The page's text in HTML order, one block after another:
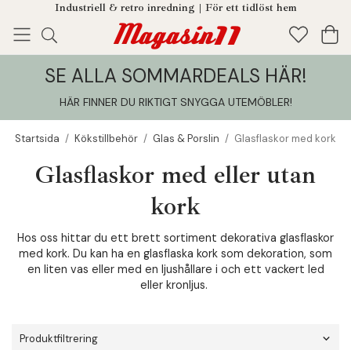
Industriell & retro inredning | För ett tidlöst hem
Enjoy! Tillagt i din varukorg
SE ALLA SOMMARDEALS HÄR!
HÄR FINNER DU RIKTIGT SNYGGA UTEMÖBLER!
Startsida / Kökstillbehör / Glas & Porslin / Glasflaskor med kork
Glasflaskor med eller utan
kork
Hos oss hittar du ett brett sortiment dekorativa glasflaskor
med kork. Du kan ha en glasflaska kork som dekoration, som
en liten vas eller med en ljushållare i och ett vackert led
eller kronljus.
Produktfiltrering